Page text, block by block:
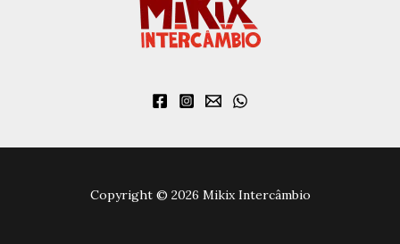
Copyright © 2026 Mikix Intercâmbio